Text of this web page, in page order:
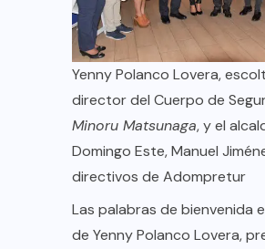
Yenny Polanco Lovera,
director del Cuerpo de
Minoru Matsunaga, y el
Domingo Este, Manuel
directivos de Adompretur
Las palabras de bienvenida
de Yenny Polanco Lovera,